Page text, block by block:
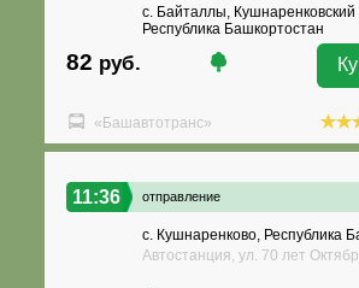
с. Байталлы, Кушнаренковский
Республика Башкортостан
82 руб.
«Башавтотранс»
11:36 отправление
с. Кушнаренково, Республика
Автостанция, ул. 70 лет